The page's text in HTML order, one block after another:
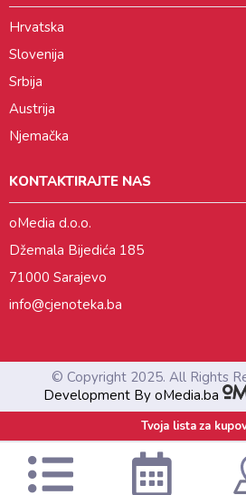
Hrvatska
Slovenija
Srbija
Austrija
Njemačka
KONTAKTIRAJTE NAS
oMedia d.o.o.
Džemala Bijedića 185
71000 Sarajevo
info@cjenoteka.ba
© Copyright 2025. All Rights
Development By oMedia.ba
Tvoja lista za